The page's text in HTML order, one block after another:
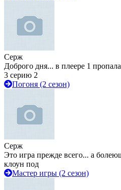
Серж
Доброго дня... в плеере 1
3 серию 2
Погоня (2 сезон)
Серж
Это игра прежде всего... а
клоун под
Мастер игры (2 сезон)